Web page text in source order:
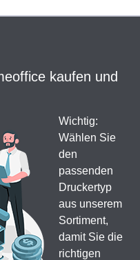
kaufen und
Wichtig:
Wählen Sie
den
passenden
Druckertyp
aus unserem
Sortiment,
damit Sie die
richtigen